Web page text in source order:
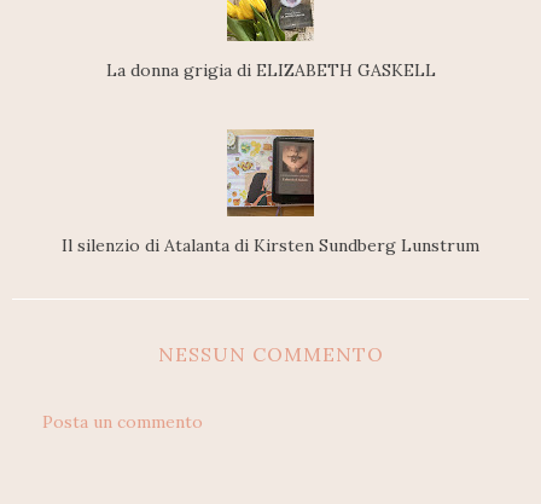
La donna grigia di ELIZABETH GASKELL
Il silenzio di Atalanta di Kirsten Sundberg Lunstrum
NESSUN COMMENTO
Posta un commento